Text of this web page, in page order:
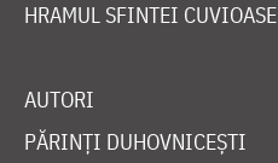
HRAMUL SFINTEI
AUTORI
PĂRINȚI DUHOVNICEȘTI